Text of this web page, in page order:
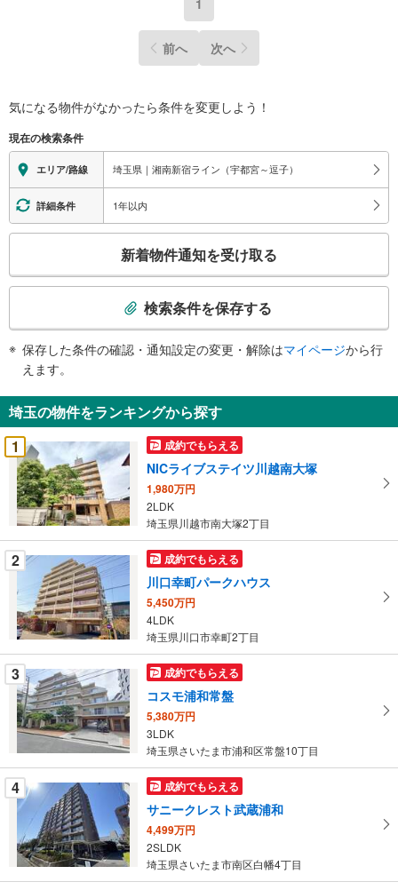
まずはお気軽にご相談ください。
【Yahoo！ 不動産キャンペーン対象店舗】
「資料をもらう」「見学予約をする」ボタンからお問い合わせください。
※必ずYahoo！ JAPAN IDでログインしてください。
※PayPayボーナスライトは出金と譲渡はできません。
ご案内・詳細な資料のご請求はお気軽にどうぞ♪
お電話でのお問い合わせも常時受け付けております！
お気軽にお問い合わせください。
前へ 次へ
気になる物件がなかったら条件を変更しよう！
現在の検索条件
エリア/路線 埼玉県｜湘南新宿ライン（宇都宮～逗子）
詳細条件 1年以内
検
知
を
受
け
取
る
・
件
を
マ
イ
ペ
ー
ジ
に
保
存
す
る
新着物件通知を受け取る
検索条件を保存する
保存した条件の確認・通知設定の変更・解除はマイページから行
えます。
埼玉の物件をランキングから探す
1
成約でもらえる
NICライブステイツ川越南大塚
1,980万円
2LDK
埼玉県川越市南大塚2丁目
2 成約でもらえる
川口幸町パークハウス
5,450万円
4LDK
埼玉県川口市幸町2丁目
3 成約でもらえる
コスモ浦和常盤
5,380万円
3LDK
埼玉県さいたま市浦和区常盤10丁目
4 成約でもらえる
サニークレスト武蔵浦和
4,499万円
2SLDK
埼玉県さいたま市南区白幡4丁目